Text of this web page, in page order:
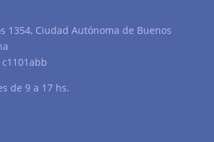
1354, Ciudad Autónoma de Buenos
de 9 a 17 hs.